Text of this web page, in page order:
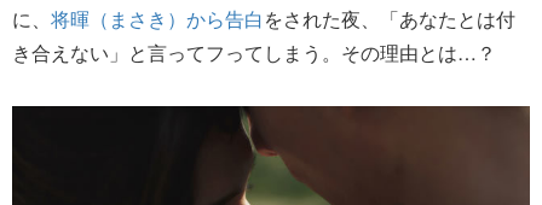
に、 将暉（まさき）から告白をされた夜、「あなたとは付
き合えない」と言ってフってしまう。その理由とは…？